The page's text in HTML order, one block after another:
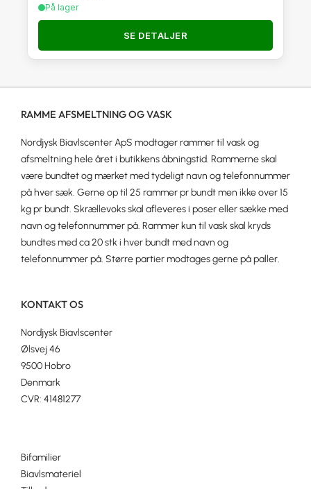
På lager
SE DETALJER
RAMME AFSMELTNING OG VASK
Nordjysk Biavlscenter ApS modtager rammer til vask og
afsmeltning hele året i butikkens åbningstid. Rammerne skal
være bundtet og mærket med tydeligt navn og telefonnummer
på hver sæk. Gerne op til 25 rammer pr bundt men ikke over 15
kg pr bundt. Skrællevoks skal afleveres i poser eller sække med
navn og telefonnummer på. Rammer kun til vask skal kryds
bundtes med ca 20 stk i hver bundt med navn og
telefonnummer på. Større partier modtages gerne på paller.
KONTAKT OS
Nordjysk Biavlscenter
Ølsvej 46
9500 Hobro
Denmark
CVR: 41481277
Bifamilier
Biavlsmateriel